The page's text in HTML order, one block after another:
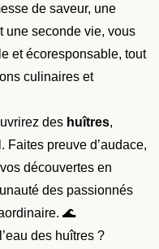
de saveur, une
une seconde vie, vous
et écoresponsable, tout
culinaires et
des huîtres,
Faites preuve d’audace,
découvertes en
des passionnés
🌊
des huîtres ?